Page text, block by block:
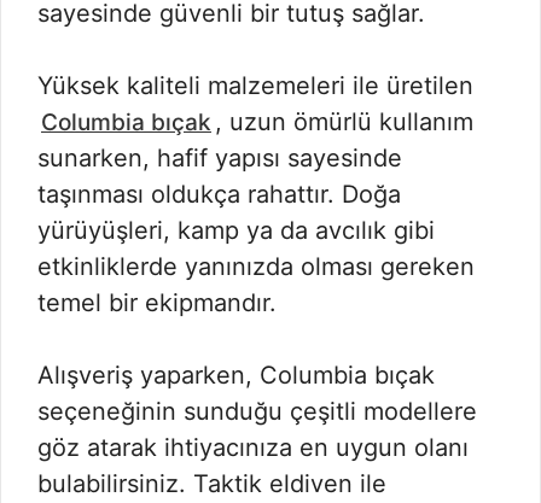
sayesinde güvenli bir tutuş sağlar.
Yüksek kaliteli malzemeleri ile üretilen
Columbia bıçak , uzun ömürlü kullanım
sunarken, hafif yapısı sayesinde
taşınması oldukça rahattır. Doğa
yürüyüşleri, kamp ya da avcılık gibi
etkinliklerde yanınızda olması gereken
temel bir ekipmandır.
Alışveriş yaparken, Columbia bıçak
seçeneğinin sunduğu çeşitli modellere
göz atarak ihtiyacınıza en uygun olanı
bulabilirsiniz. Taktik eldiven ile